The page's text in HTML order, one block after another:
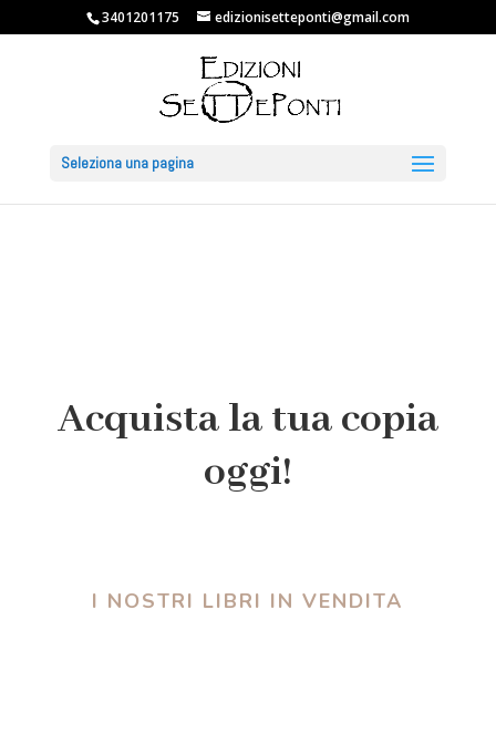
3401201175 edizionisetteponti@gmail.com
Seleziona una pagina
Acquista la tua copia
oggi!
I NOSTRI LIBRI IN VENDITA